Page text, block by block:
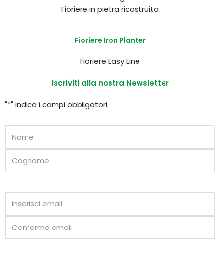
Fioriere in pietra ricostruita
Fioriere Iron Planter
Fioriere Easy Line
Iscriviti alla nostra Newsletter
"*" indica i campi obbligatori